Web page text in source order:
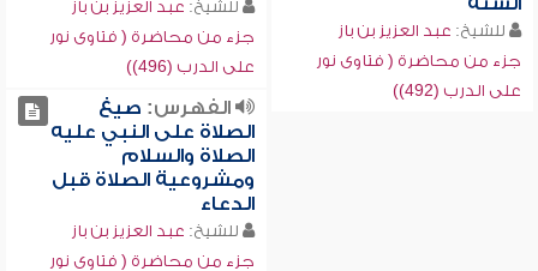
للشيخ: عبد العزيز بن باز
جزء من محاضرة ( فتاوى نور
على الدرب (492))
للشيخ: عبد العزيز بن باز
جزء من محاضرة ( فتاوى نور
على الدرب (496))
الفهرس: صيغ
الصلاة على النبي عليه
الصلاة والسلام
ومشروعية الصلاة قبل
الدعاء
للشيخ: عبد العزيز بن باز
جزء من محاضرة ( فتاوى نور